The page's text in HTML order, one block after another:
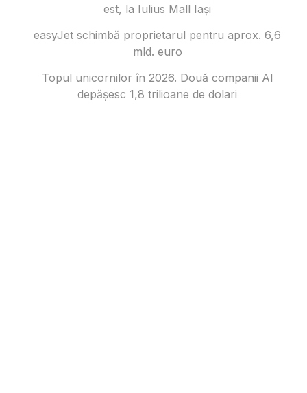
est, la Iulius Mall Iași
easyJet schimbă proprietarul pentru aprox. 6,6
mld. euro
Topul unicornilor în 2026. Două companii AI
depășesc 1,8 trilioane de dolari